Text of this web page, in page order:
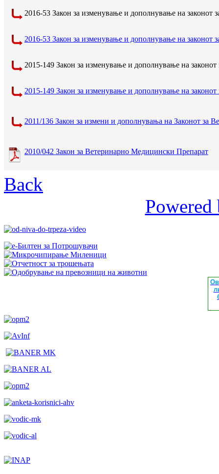
2016-53 Закон за изменување и дополнување на законот
2016-53 Закон за изменување и дополнување на законот
2015-149 Закон за изменување и дополнување на
2015-149 Закон за изменување и дополнување на
2011/136 Закон за измени и дополнувања на Законот за
2010/042 Закон за Ветеринарно Медицински Препарат
Back